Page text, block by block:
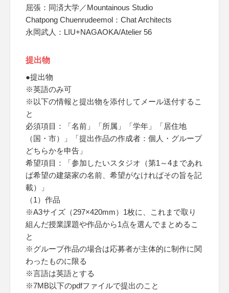
屈張：同済大学／Mountainous Studio
Chatpong Chuenrudeemol：Chat Architects
永岡武人：LIU+NAGAOKA/Atelier 56
提出物
●提出物
※英語のみ可
※以下の情報と提出物を添付してメール送付するこ
と
必須項目：「名前」「所属」「学年」「居住地
（国・市）」「提出作品の作成者：個人・グループ
どちらかを申告」
希望項目：「参加したいスタジオ（第1～4まであれ
ば希望の建築家の名前、希望がなければその旨を記
載）」
（1）作品
※A3サイズ（297×420mm）1枚に、これまで取り
組んだ授業課題や作品から1点を選んでまとめるこ
と
※グループ作品の場合は応募者が主体的に制作に関
わったものに限る
※言語は英語とする
※7MB以下のpdfファイルで提出のこと